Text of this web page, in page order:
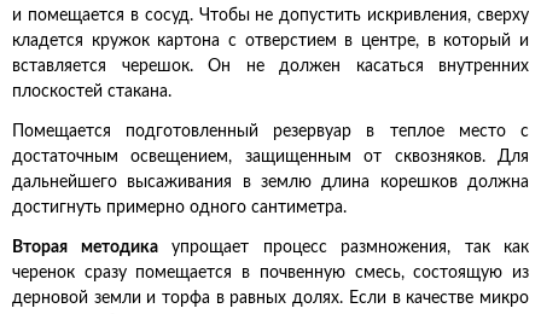
и помещается в сосуд. Чтобы не допустить искривления, сверху
кладется кружок картона с отверстием в центре, в который и
вставляется черешок. Он не должен касаться внутренних
плоскостей стакана.
Помещается подготовленный резервуар в теплое место с
достаточным освещением, защищенным от сквозняков. Для
дальнейшего высаживания в землю длина корешков должна
достигнуть примерно одного сантиметра.
Вторая методикаупрощает процесс размножения, так как
черенок сразу помещается в почвенную смесь, состоящую из
дерновой земли и торфа в равных долях. Если в качестве микро